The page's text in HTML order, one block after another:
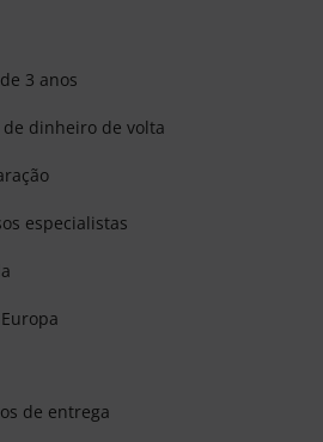
3 anos
dinheiro de volta
especialistas
de entrega